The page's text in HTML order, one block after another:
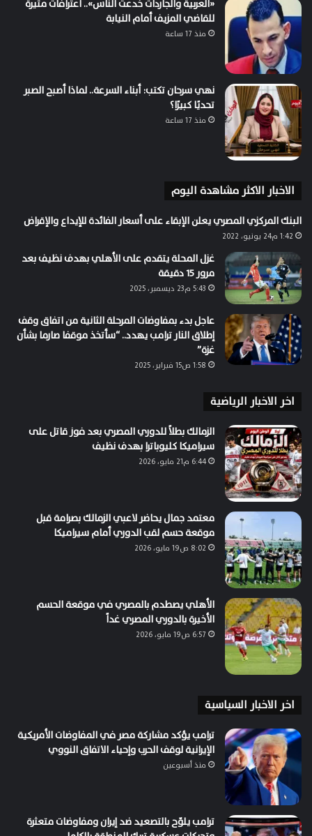
«العربية والجاردات خدعت الناس».. اعترافات مثيرة
للقاضي المزيف أمام النيابة
منذ 17 ساعة
نهي سرحان تكتب: أبناء السرعة.. لماذا أصبح الصبر
تحديًا كبيرًا؟
منذ 17 ساعة
الاخبار الاكثر مشاهدة اليوم
البنك المركزي المصري يعلن الإبقاء على أسعار الفائدة للإيداع والإقراض
1:42 م24 يونيو، 2022
غزل المحلة يتقدم على الأهلي بهدف نظيف بعد
مرور 15 دقيقة
5:43 م23 ديسمبر، 2025
عاجل بدء بمفاوضات المرحلة الثانية من اتفاق وقف
إطلاق النار ترامب يهدد.. “سأتخذ موقفا صارما بشأن
غزة”
1:58 ص15 فبراير، 2025
اخر الاخبار الرياضية
الزمالك بطلاً للدوري المصري بعد فوز قاتل على
سيراميكا كليوباترا بهدف نظيف
6:44 م21 مايو، 2026
معتمد جمال يحاضر لاعبي الزمالك بصرامة قبل
موقعة حسم لقب الدوري أمام سيراميكا
8:02 ص19 مايو، 2026
الأهلي يصطدم بالمصري في موقعة الحسم
الأخيرة بالدوري المصري غداً
6:57 ص19 مايو، 2026
اخر الاخبار السياسية
ترامب يؤكد مشاركة مصر في المفاوضات الأمريكية
الإيرانية لوقف الحرب وإحياء الاتفاق النووي
منذ أسبوعين
ترامب يلوّح بالتصعيد ضد إيران ومفاوضات متعثرة